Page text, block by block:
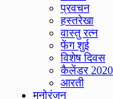
प्रवचन
हस्तरेखा
वास्तु रत्न
फेंग शुई
विशेष दिवस
कैलेंडर 2020
आरती
मनोरंजन